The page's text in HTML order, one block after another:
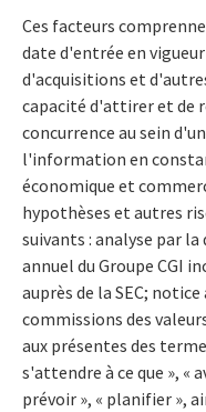
Ces facteurs
date d'entrée en
d'acquisitions et
capacité d'attirer et de
concurrence au sein
l'information en
économique et
hypothèses et autres
suivants : analyse par
annuel du Groupe CGI
auprès de la SEC;
commissions des
aux présentes des
s'attendre à ce que », «
prévoir », « planifier »,